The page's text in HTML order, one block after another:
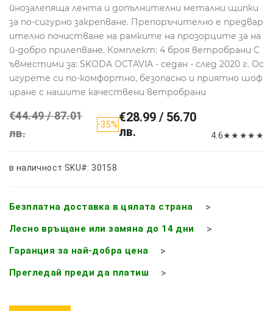
йнозалепяща лента и допълнителни метални щипки
за по-сигурно закрепване. Препоръчително е предвар
ително почистване на рамките на прозорците за на
й-добро прилепване. Комплект: 4 броя ветробрани С
ъвместими за: SKODA OCTAVIA - седан - след 2020 г. Ос
игурете си по-комфортно, безопасно и приятно шоф
иране с нашите качествени ветробрани
€44.49 / 87.01
лв.
-35%€28.99 / 56.70
лв.
4.6★★ ★★ ★
в наличност SKU#: 30158
Безплатна доставка в цялата страна
Лесно връщане или замяна до 14 дни
Гаранция за най-добра цена
Прегледай преди да платиш